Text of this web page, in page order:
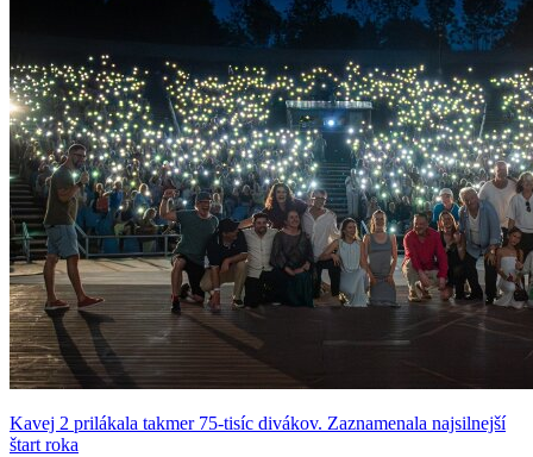
Kavej 2 prilákala takmer 75-tisíc divákov. Zaznamenala najsilnejší
štart roka